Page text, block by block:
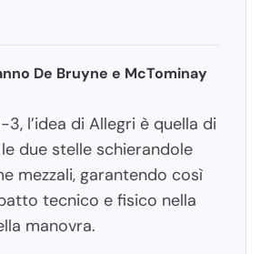
De Bruyne e McTominay
l’idea di Allegri è quella di
due stelle schierandole
mezzali, garantendo così
tecnico e fisico nella
manovra.